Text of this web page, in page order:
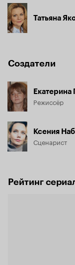
Татьяна
Создатели
Екатерина
Режиссёр
Ксения
Сценарист
Рейтинг